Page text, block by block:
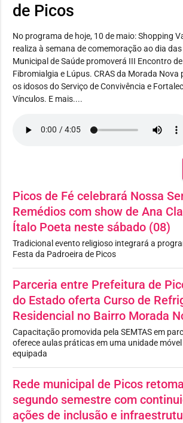
de Picos
No programa de hoje, 10 de maio: Shopping
realiza à semana de comemoração ao dia
Municipal de Saúde promoverá III Encontro
Fibromialgia e Lúpus. CRAS da Morada Nova
os idosos do Serviço de Convivência e
Vínculos. E mais....
Picos de Fé celebrará Nossa
Remédios com show de Ana
Ítalo Poeta neste sábado (08)
Tradicional evento religioso integrará a
Festa da Padroeira de Picos
Parceria entre Prefeitura de
do Estado oferta Curso de
Residencial no Bairro Morada
Capacitação promovida pela SEMTAS em
oferece aulas práticas em uma unidade
equipada
Rede municipal de Picos
segundo semestre com
ações de inclusão e